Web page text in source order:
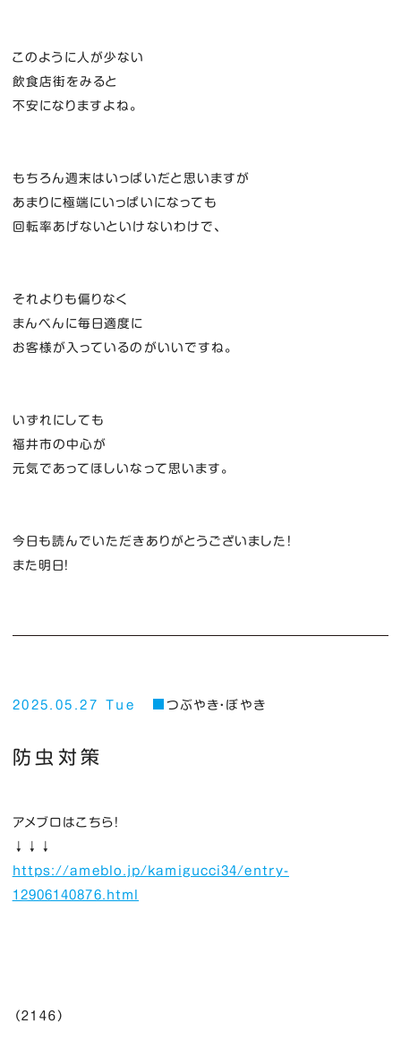
このように人が少ない
飲食店街をみると
不安になりますよね。
もちろん週末はいっぱいだと思いますが
あまりに極端にいっぱいになっても
回転率あげないといけないわけで、
それよりも偏りなく
まんべんに毎日適度に
お客様が入っているのがいいですね。
いずれにしても
福井市の中心が
元気であってほしいなって思います。
今日も読んでいただきありがとうございました！
また明日！
2025.05.27 Tue つぶやき・ぼやき
防虫対策
アメブロはこちら！
↓↓↓
https://ameblo.jp/kamigucci34/entry-
12906140876.html
（２１４６）